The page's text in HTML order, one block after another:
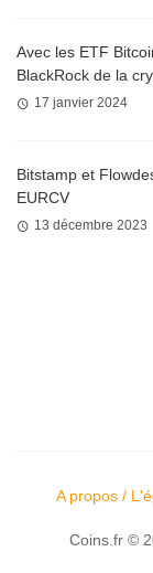
Avec les ETF
BlackRock de la
17 janvier 2024
Bitstamp et
EURCV
13 décembre 2023
A propos /
Coins.fr ©